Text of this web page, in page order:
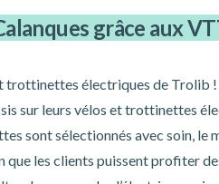
grâce aux
trottinettes électriques de Trolib !
sur leurs vélos et trottinettes
sont sélectionnés avec soin, le
que les clients puissent profiter